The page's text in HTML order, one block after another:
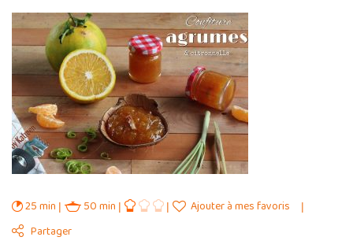
25 min 50 min
Ajouter à mes favoris
Partager